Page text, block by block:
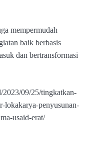
mempermudah
baik berbasis
dan bertransformasi
09/25/tingkatkan-
lokakarya-penyusunan-
usaid-erat/